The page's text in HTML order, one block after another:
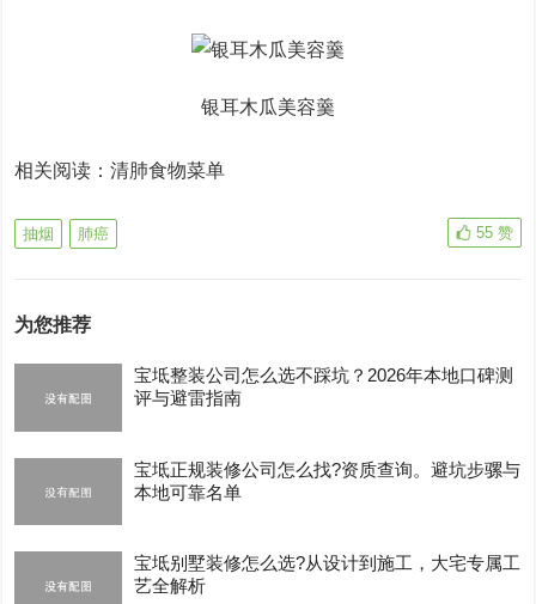
银耳木瓜美容羹
相关阅读：清肺食物菜单
抽烟 肺癌 55 赞
为您推荐
宝坻整装公司怎么选不踩坑？2026年本地口碑测
评与避雷指南
宝坻正规装修公司怎么找?资质查询。避坑步骡与
本地可靠名单
宝坻别墅装修怎么选?从设计到施工，大宅专属工
艺全解析